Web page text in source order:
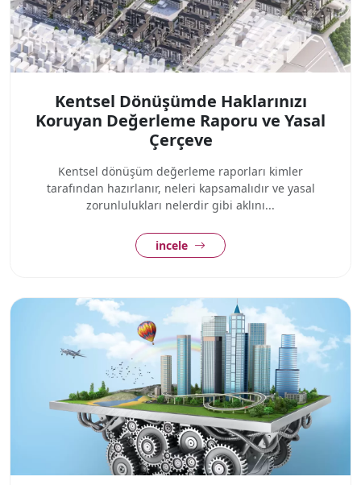
Kentsel Dönüşümde Haklarınızı
Koruyan Değerleme Raporu ve Yasal
Çerçeve
Kentsel dönüşüm değerleme raporları kimler
tarafından hazırlanır, neleri kapsamalıdır ve yasal
zorunlulukları nelerdir gibi aklını...
incele